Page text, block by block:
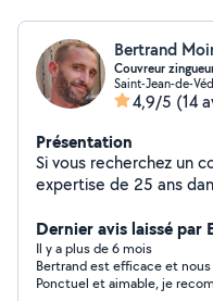
Bertrand
Couvreur
Saint-Jean-de-
4,9/5 (14
Présentation
Si vous recherchez un
expertise de 25 ans
J'aime mon métier et je
Activité : Entablement
démoussage, Pose
Zinguerie et couverture générales
Dernier avis laissé par
Il y a plus de 6 mois
Bertrand est efficace et
Ponctuel et aimable, je